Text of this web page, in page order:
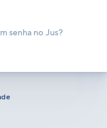
senha no Jus?